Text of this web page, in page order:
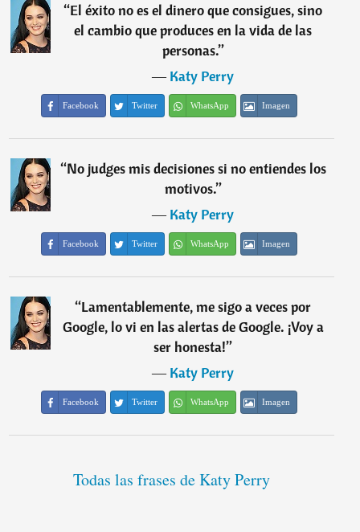
“El éxito no es el dinero que consigues, sino
el cambio que produces en la vida de las
personas.”
―Katy Perry
Facebook Twitter WhatsApp Imagen
“No judges mis decisiones si no entiendes los
motivos.”
―Katy Perry
Facebook Twitter WhatsApp Imagen
“Lamentablemente, me sigo a veces por
Google, lo vi en las alertas de Google. ¡Voy a
ser honesta!”
―Katy Perry
Facebook Twitter WhatsApp Imagen
Todas las frases de Katy Perry